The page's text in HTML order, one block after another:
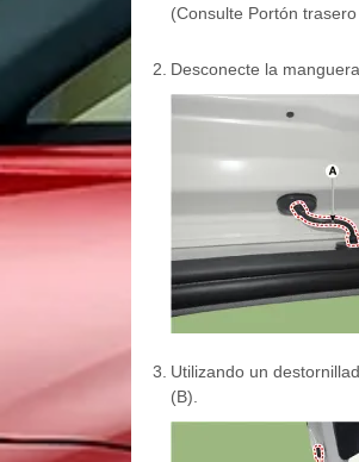
(Consulte Portón
2. Desconecte la
3. Utilizando un
(B).